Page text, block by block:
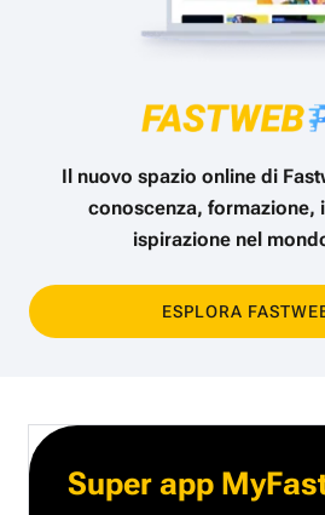
Il nuovo spazio online di
conoscenza, formazione,
ispirazione nel
ESPLORA
Super app